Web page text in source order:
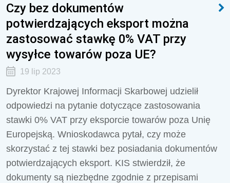
Czy bez dokumentów
potwierdzających eksport można
zastosować stawkę 0% VAT przy
wysyłce towarów poza UE?
19 lip 2023
Dyrektor Krajowej Informacji Skarbowej udzielił
odpowiedzi na pytanie dotyczące zastosowania
stawki 0% VAT przy eksporcie towarów poza Unię
Europejską. Wnioskodawca pytał, czy może
skorzystać z tej stawki bez posiadania dokumentów
potwierdzających eksport. KIS stwierdził, że
dokumenty są niezbędne zgodnie z przepisami